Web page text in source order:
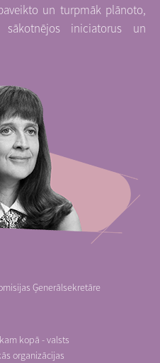
un turpmāk plānoto,
sākotnējos iniciatorus un
Ģenerālsekretāre
kopā - valsts
organizācijas